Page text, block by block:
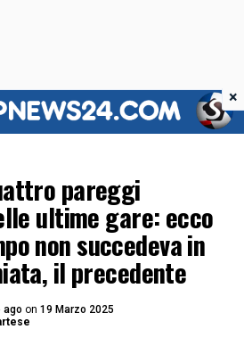
pareggi
ultime gare: ecco
non succedeva in
il precedente
ago on 19 Marzo 2025
×